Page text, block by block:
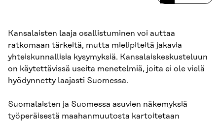
Kansalaisten laaja osallistuminen voi auttaa
ratkomaan tärkeitä, mutta mielipiteitä jakavia
yhteiskunnallisia kysymyksiä. Kansalaiskeskusteluun
on käytettävissä useita menetelmiä, joita ei ole vielä
hyödynnetty laajasti Suomessa.
Suomalaisten ja Suomessa asuvien näkemyksiä
työperäisestä maahanmuutosta kartoitetaan